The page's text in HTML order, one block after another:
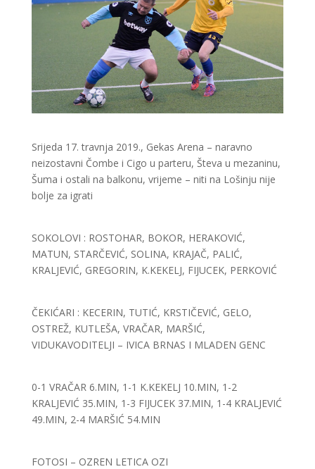
Srijeda 17. travnja 2019., Gekas Arena – naravno
neizostavni Čombe i Cigo u parteru, Števa u mezaninu,
Šuma i ostali na balkonu, vrijeme – niti na Lošinju nije
bolje za igrati
SOKOLOVI : ROSTOHAR, BOKOR, HERAKOVIĆ,
MATUN, STARČEVIĆ, SOLINA, KRAJAČ, PALIĆ,
KRALJEVIĆ, GREGORIN, K.KEKELJ, FIJUCEK, PERKOVIĆ
ČEKIĆARI : KECERIN, TUTIĆ, KRSTIČEVIĆ, GELO,
OSTREŽ, KUTLEŠA, VRAČAR, MARŠIĆ,
VIDUKAVODITELJI – IVICA BRNAS I MLADEN GENC
0-1 VRAČAR 6.MIN, 1-1 K.KEKELJ 10.MIN, 1-2
KRALJEVIĆ 35.MIN, 1-3 FIJUCEK 37.MIN, 1-4 KRALJEVIĆ
49.MIN, 2-4 MARŠIĆ 54.MIN
FOTOSI – OZREN LETICA OZI